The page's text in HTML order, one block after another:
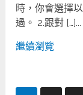
時，你會選擇
過。 2.跟對 […]...
繼續瀏覽